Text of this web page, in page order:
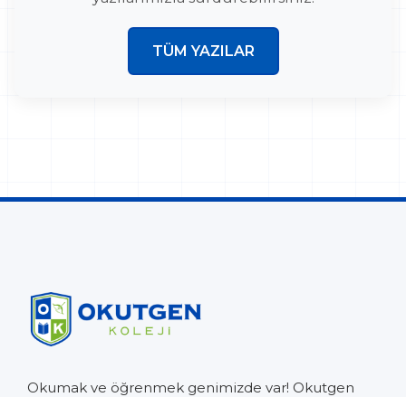
TÜM YAZILAR
Okumak ve öğrenmek genimizde var! Okutgen